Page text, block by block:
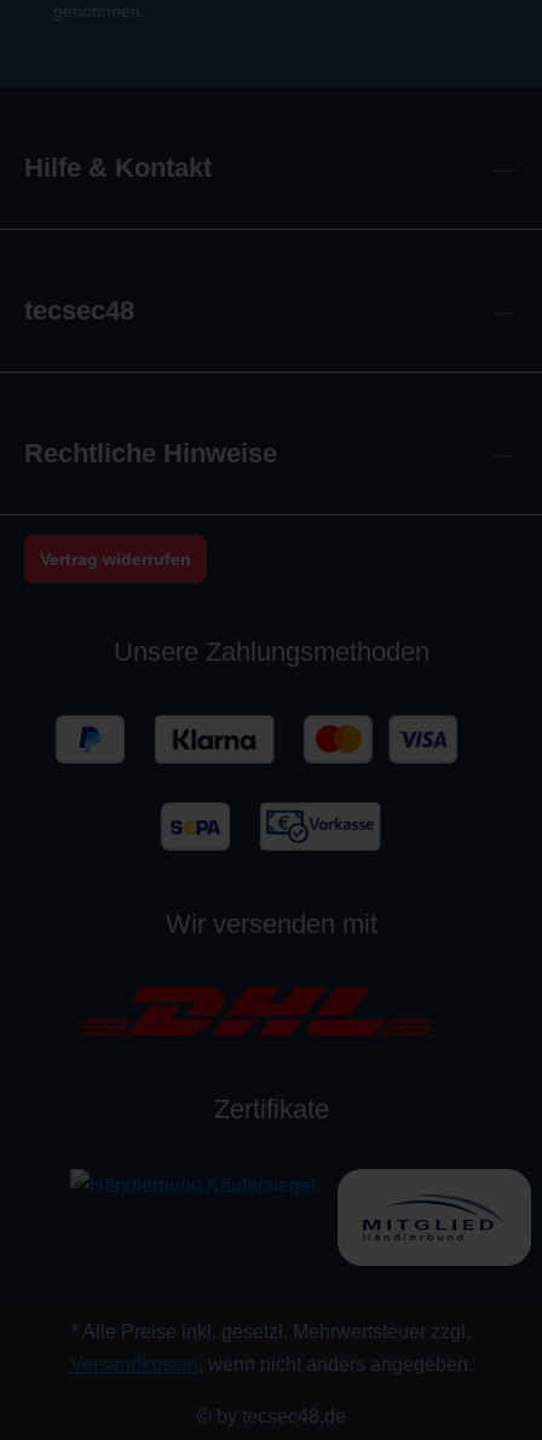
genommen.
Hilfe & Kontakt
tecsec48
Rechtliche Hinweise
Vertrag widerrufen
Unsere Zahlungsmethoden
Wir versenden mit
Zertifikate
* Alle Preise inkl. gesetzl. Mehrwertsteuer zzgl.
Versandkosten, wenn nicht anders angegeben.
© by tecsec48.de